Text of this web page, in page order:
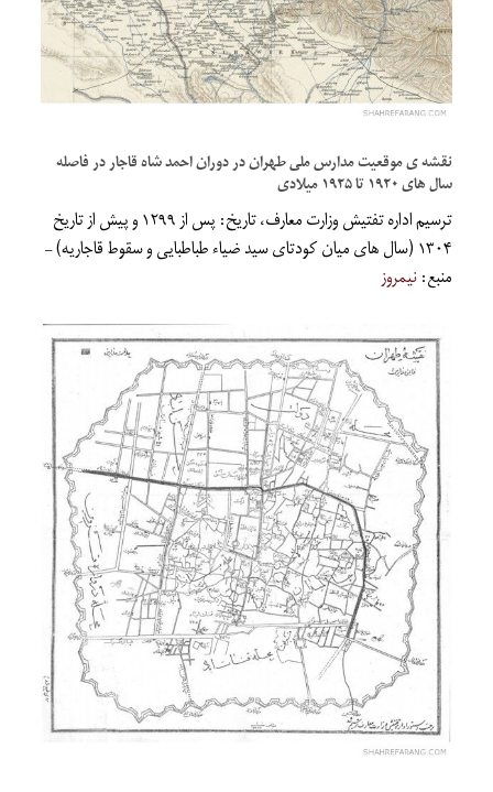
نقشه ی موقعیت مدارس ملی طهران در دوران احمد شاه قاجار در فاصله
سال های ۱۹۲۰ تا ۱۹۲۵ میلادی
ترسیم اداره تفتیش وزارت معارف، تاریخ: پس از ۱۲۹۹ و پیش از تاریخ
۱۳۰۴ (سال های میان کودتای سید ضیاء طباطبایی و سقوط قاجاریه) –
منبع:نیمروز